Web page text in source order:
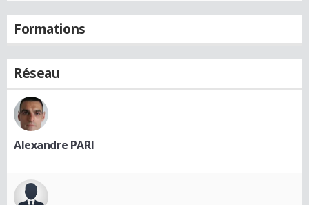
Formations
Réseau
Alexandre PARI